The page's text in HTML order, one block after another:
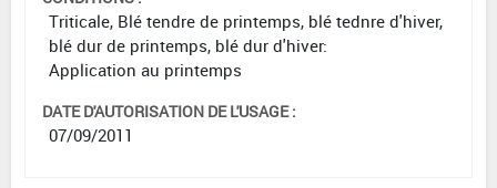
Triticale, Blé tendre de printemps, blé tednre d'hiver,
blé dur de printemps, blé dur d'hiver:
Application au printemps
DATE D'AUTORISATION DE L'USAGE :
07/09/2011